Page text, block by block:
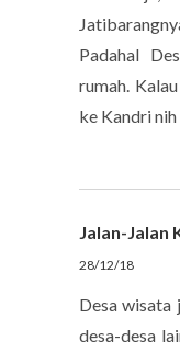
Padahal
rumah.
ke Kandri
Jalan-Jalan
28/12/18
Desa wisata
desa-desa